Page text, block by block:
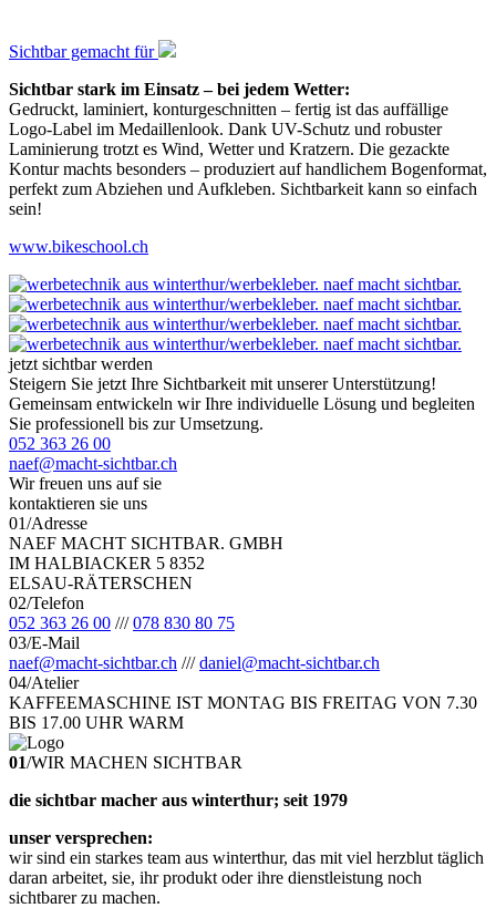
Sichtbar gemacht für
Sichtbar stark im Einsatz – bei jedem Wetter:
Gedruckt, laminiert, konturgeschnitten – fertig ist das auffällige
Logo-Label im Medaillenlook. Dank UV-Schutz und robuster
Laminierung trotzt es Wind, Wetter und Kratzern. Die gezackte
Kontur machts besonders – produziert auf handlichem Bogenformat,
perfekt zum Abziehen und Aufkleben. Sichtbarkeit kann so einfach
sein!
www.bikeschool.ch
jetzt sichtbar werden
Steigern Sie jetzt Ihre Sichtbarkeit mit unserer Unterstützung!
Gemeinsam entwickeln wir Ihre individuelle Lösung und begleiten
Sie professionell bis zur Umsetzung.
052 363 26 00
naef@macht-sichtbar.ch
Wir freuen uns auf sie
kontaktieren sie uns
01/Adresse
NAEF MACHT SICHTBAR. GMBH
IM HALBIACKER 5 8352
ELSAU-RÄTERSCHEN
02/Telefon
052 363 26 00 /// 078 830 80 75
03/E-Mail
naef@macht-sichtbar.ch /// daniel@macht-sichtbar.ch
04/Atelier
KAFFEEMASCHINE IST MONTAG BIS FREITAG VON 7.30
BIS 17.00 UHR WARM
01/WIR MACHEN SICHTBAR
die sichtbar macher aus winterthur; seit 1979
unser versprechen:
wir sind ein starkes team aus winterthur, das mit viel herzblut täglich
daran arbeitet, sie, ihr produkt oder ihre dienstleistung noch
sichtbarer zu machen.